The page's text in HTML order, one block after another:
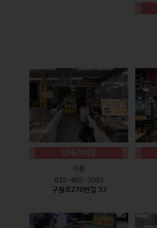
남해건어물
식품
032-465-3503
구월로276번길 33